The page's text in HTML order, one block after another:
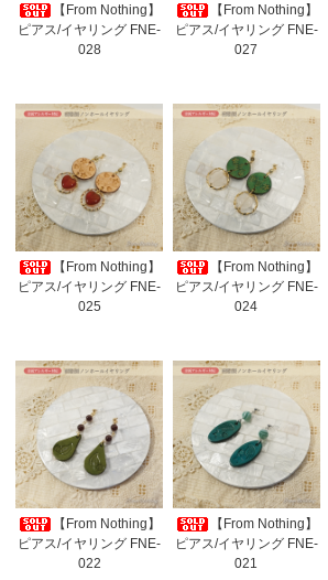
【From Nothing】
ピアス/イヤリング FNE-
028
【From Nothing】
ピアス/イヤリング FNE-
027
【From Nothing】
ピアス/イヤリング FNE-
025
【From Nothing】
ピアス/イヤリング FNE-
024
【From Nothing】
ピアス/イヤリング FNE-
022
【From Nothing】
ピアス/イヤリング FNE-
021